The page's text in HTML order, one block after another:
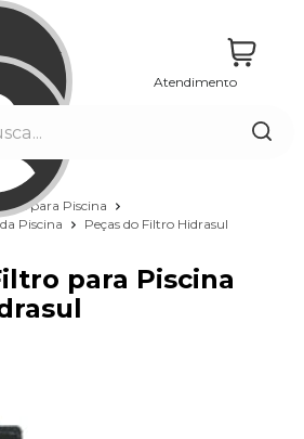
Atendimento
para Piscina
Piscina
Peças do Filtro Hidrasul
para Piscina